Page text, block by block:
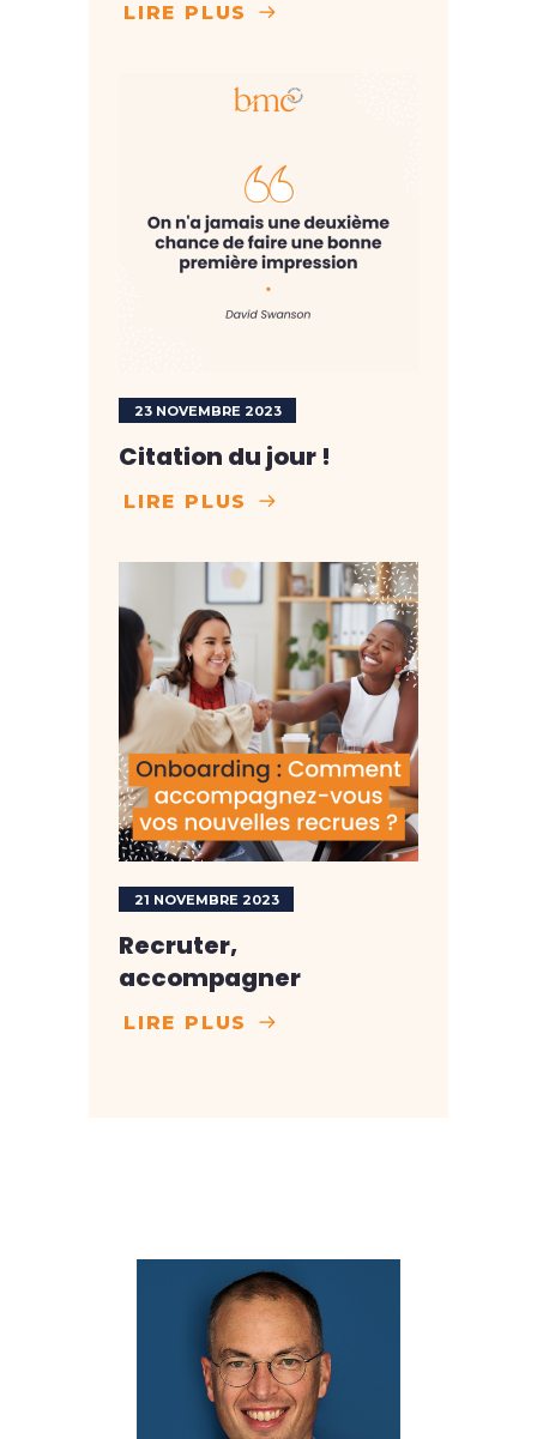
LIRE PLUS
23 NOVEMBRE 2023
Citation du jour !
LIRE PLUS
21 NOVEMBRE 2023
Recruter,
accompagner
LIRE PLUS